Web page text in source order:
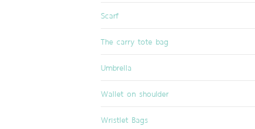
Scarf
The carry tote bag
Umbrella
Wallet on shoulder
Wristlet Bags